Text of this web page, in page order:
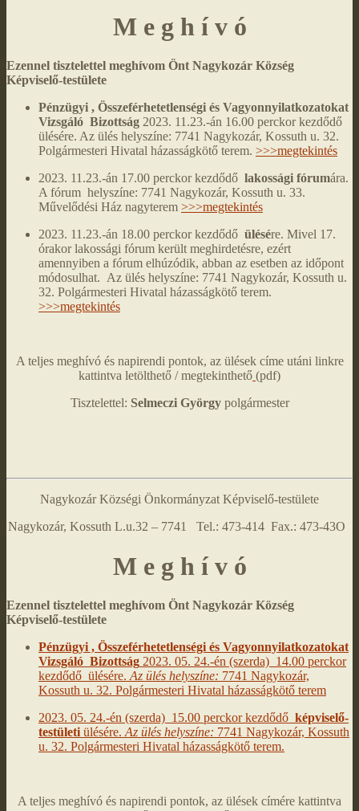
M e g h í v ó
Ezennel tisztelettel meghívom Önt Nagykozár Község
Képviselő-testülete
Pénzügyi , Összeférhetetlenségi és Vagyonnyilatkozatokat
Vizsgáló Bizottság 2023. 11.23.-án 16.00 perckor kezdődő
ülésére. Az ülés helyszíne: 7741 Nagykozár, Kossuth u. 32.
Polgármesteri Hivatal házasságkötő terem. >>>megtekintés
2023. 11.23.-án 17.00 perckor kezdődő lakossági fórumára.
A fórum helyszíne: 7741 Nagykozár, Kossuth u. 33.
Művelődési Ház nagyterem >>>megtekintés
2023. 11.23.-án 18.00 perckor kezdődő ülésére. Mivel 17.
órakor lakossági fórum került meghirdetésre, ezért
amennyiben a fórum elhúzódik, abban az esetben az időpont
módosulhat. Az ülés helyszíne: 7741 Nagykozár, Kossuth u.
32. Polgármesteri Hivatal házasságkötő terem.
>>>megtekintés
A teljes meghívó és napirendi pontok, az ülések címe utáni linkre
kattintva letölthető / megtekinthető (pdf)
Tisztelettel: Selmeczi Györgypolgármester
Nagykozár Községi Önkormányzat Képviselő-testülete
Nagykozár, Kossuth L.u.32 – 7741 Tel.: 473-414 Fax.: 473-43O
M e g h í v ó
Ezennel tisztelettel meghívom Önt Nagykozár Község
Képviselő-testülete
Pénzügyi , Összeférhetetlenségi és Vagyonnyilatkozatokat
Vizsgáló Bizottság 2023. 05. 24.-én (szerda) 14.00 perckor
kezdődő ülésére. Az ülés helyszíne: 7741 Nagykozár,
Kossuth u. 32. Polgármesteri Hivatal házasságkötő terem
2023. 05. 24.-én (szerda) 15.00 perckor kezdődő képviselő-
testületi ülésére. Az ülés helyszíne: 7741 Nagykozár, Kossuth
u. 32. Polgármesteri Hivatal házasságkötő terem.
A teljes meghívó és napirendi pontok, az ülések címére kattintva